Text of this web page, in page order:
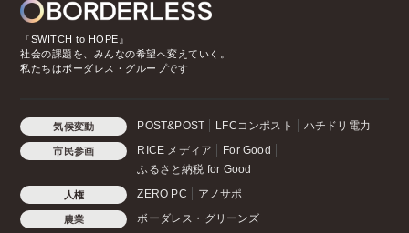
『SWITCH to HOPE』
社会の課題を、みんなの希望へ変えていく。
私たちはボーダレス・グループです
気候変動 POST&POST LFCコンポスト ハチドリ電力
市民参画 RICE メディア
For Good
ふるさと納税 for Good
人権 ZERO PC アノサポ
農業 ボーダレス・グリーンズ